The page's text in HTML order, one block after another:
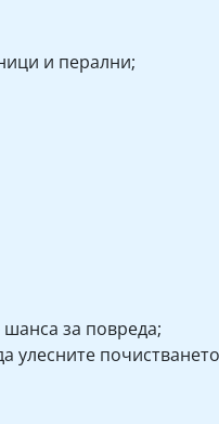
и перални;
за повреда;
улесните